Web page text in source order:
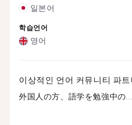
일본어
학습언어
영어
이상적인 언어 커뮤니티 파트
外国人の方、語学を勉強中の...